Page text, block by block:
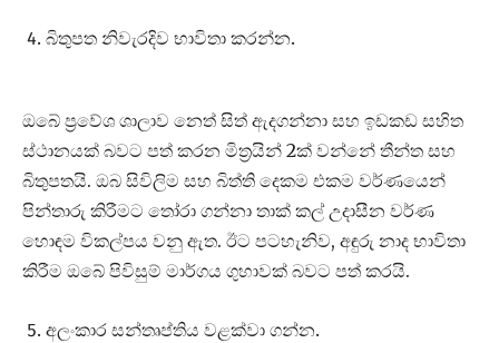
බිතුපත නිවැරදිව භාවිතා කරන්න.
ඔබේ ප්‍රවේශ ශාලාව නෙත් සිත් ඇදගන්නා සහ ඉඩකඩ සහිත
ස්ථානයක් බවට පත් කරන මිත්‍රයින් 2ක් වන්නේ තීන්ත සහ
බිතුපතයි. ඔබ සිවිලිම සහ බිත්ති දෙකම එකම වර්ණයෙන්
පින්තාරු කිරීමට තෝරා ගන්නා තාක් කල් උදාසීන වර්ණ
හොඳම විකල්පය වනු ඇත. ඊට පටහැනිව, අඳුරු නාද භාවිතා
කිරීම ඔබේ පිවිසුම් මාර්ගය ගුහාවක් බවට පත් කරයි.
අලංකාර සන්තෘප්තිය වළක්වා ගන්න.